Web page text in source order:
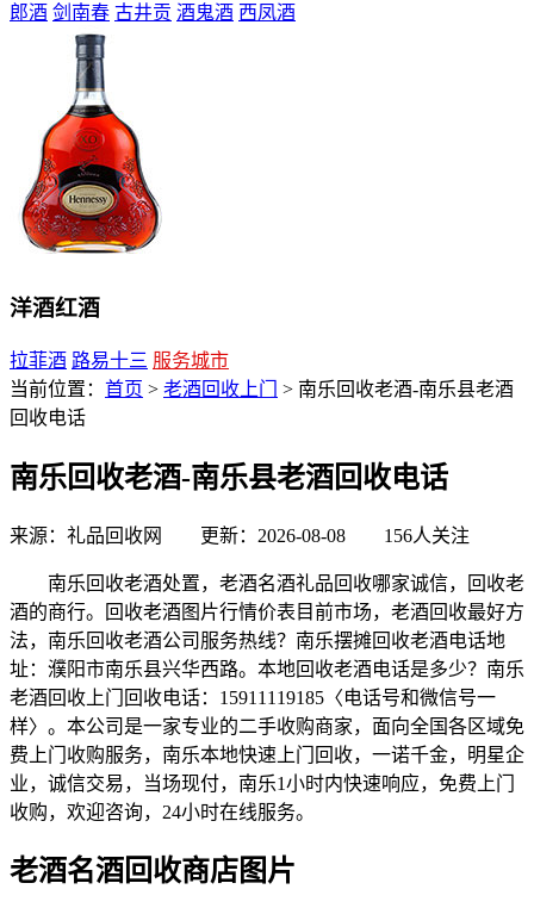
郎酒 剑南春 古井贡 酒鬼酒 西凤酒
洋酒红酒
拉菲酒 路易十三 服务城市
当前位置： 首页 > 老酒回收上门
> 南乐回收老酒-南乐县老酒
回收电话
南乐回收老酒-南乐县老酒回收电话
来源：礼品回收网 更新：2026-08-08 156人关注
南乐回收老酒处置，老酒名酒礼品回收哪家诚信，回收老
酒的商行。回收老酒图片行情价表目前市场，老酒回收最好方
法，南乐回收老酒公司服务热线？南乐摆摊回收老酒电话地
址：濮阳市南乐县兴华西路。本地回收老酒电话是多少？南乐
老酒回收上门回收电话：15911119185〈电话号和微信号一
样〉。本公司是一家专业的二手收购商家，面向全国各区域免
费上门收购服务，南乐本地快速上门回收，一诺千金，明星企
业，诚信交易，当场现付，南乐1小时内快速响应，免费上门
收购，欢迎咨询，24小时在线服务。
老酒名酒回收商店图片